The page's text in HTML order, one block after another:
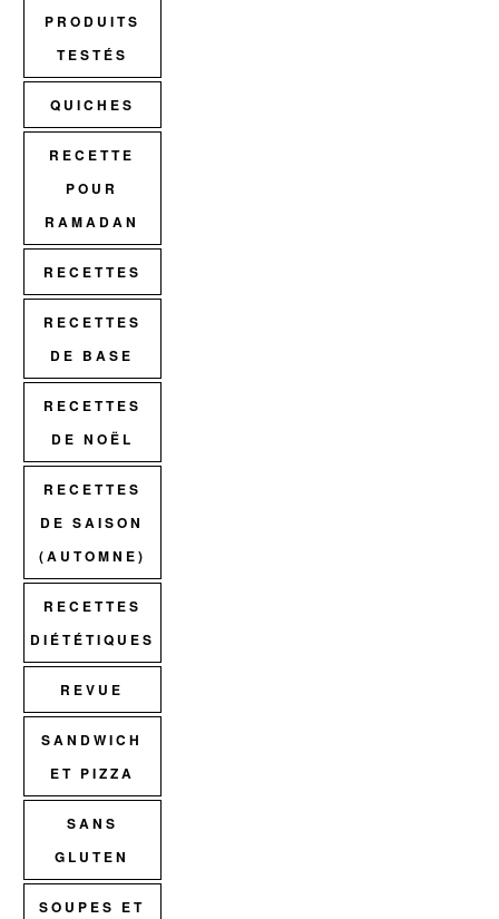
PRODUITS
TESTÉS
QUICHES
RECETTE
POUR
RAMADAN
RECETTES
RECETTES
DE BASE
RECETTES
DE NOËL
RECETTES
DE SAISON
(AUTOMNE)
RECETTES
DIÉTÉTIQUES
REVUE
SANDWICH
ET PIZZA
SANS
GLUTEN
SOUPES ET